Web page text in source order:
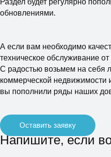
Раздел будет регулярно
обновлениями.
А если вам необходимо
техническое обслуживание
С радостью возьмем на себя
коммерческой недвижимости
вы пополнили ряды наших
Оставить заявку
Напишите, если